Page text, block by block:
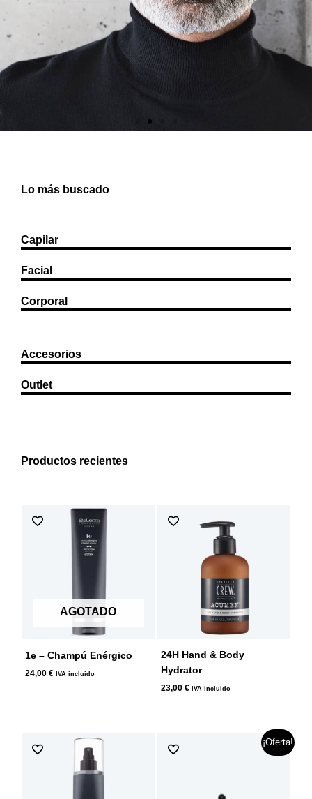
CLIENTE
Lo más buscado
Capilar
Facial
Corporal
Accesorios
Outlet
Productos recientes
AGOTADO
1e – Champú Enérgico
24,00 € IVA incluido
24H Hand & Body
Hydrator
23,00 € IVA incluido
¡Oferta!